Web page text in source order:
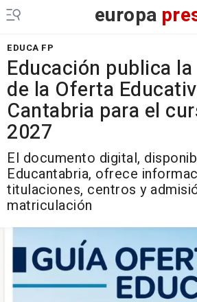
europa
EDUCA FP
Educación publica
de la Oferta
Cantabria para el
2027
El documento digital,
Educantabria, ofrece
titulaciones, centros y
matriculación